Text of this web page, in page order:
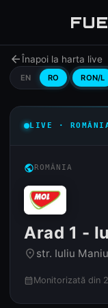
arrow_backÎnapoi la harta live
EN RO RON/L
LIVE ·
publicROMÂNIA
Arad 1 -
place str. Iuliu Maniu
calendar_month Monitorizată din